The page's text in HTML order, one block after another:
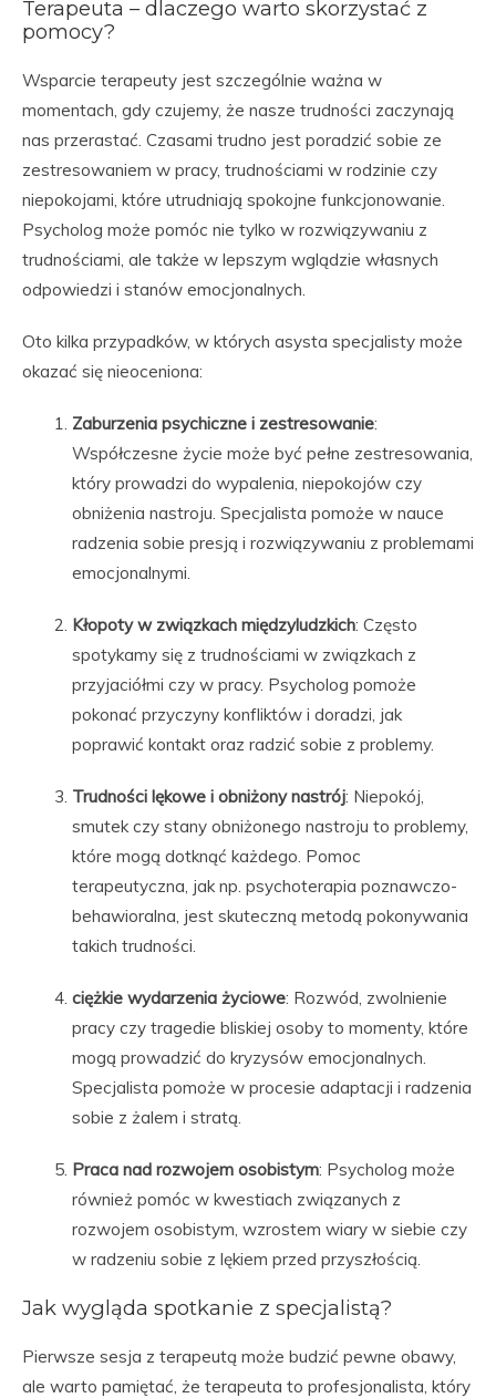
Terapeuta – dlaczego warto skorzystać z
pomocy?
Wsparcie terapeuty jest szczególnie ważna w
momentach, gdy czujemy, że nasze trudności zaczynają
nas przerastać. Czasami trudno jest poradzić sobie ze
zestresowaniem w pracy, trudnościami w rodzinie czy
niepokojami, które utrudniają spokojne funkcjonowanie.
Psycholog może pomóc nie tylko w rozwiązywaniu z
trudnościami, ale także w lepszym wglądzie własnych
odpowiedzi i stanów emocjonalnych.
Oto kilka przypadków, w których asysta specjalisty może
okazać się nieoceniona:
Zaburzenia psychiczne i zestresowanie:
Współczesne życie może być pełne zestresowania,
który prowadzi do wypalenia, niepokojów czy
obniżenia nastroju. Specjalista pomoże w nauce
radzenia sobie presją i rozwiązywaniu z problemami
emocjonalnymi.
Kłopoty w związkach międzyludzkich: Często
spotykamy się z trudnościami w związkach z
przyjaciółmi czy w pracy. Psycholog pomoże
pokonać przyczyny konfliktów i doradzi, jak
poprawić kontakt oraz radzić sobie z problemy.
Trudności lękowe i obniżony nastrój: Niepokój,
smutek czy stany obniżonego nastroju to problemy,
które mogą dotknąć każdego. Pomoc
terapeutyczna, jak np. psychoterapia poznawczo-
behawioralna, jest skuteczną metodą pokonywania
takich trudności.
ciężkie wydarzenia życiowe: Rozwód, zwolnienie
pracy czy tragedie bliskiej osoby to momenty, które
mogą prowadzić do kryzysów emocjonalnych.
Specjalista pomoże w procesie adaptacji i radzenia
sobie z żalem i stratą.
Praca nad rozwojem osobistym: Psycholog może
również pomóc w kwestiach związanych z
rozwojem osobistym, wzrostem wiary w siebie czy
w radzeniu sobie z lękiem przed przyszłością.
Jak wygląda spotkanie z specjalistą?
Pierwsze sesja z terapeutą może budzić pewne obawy,
ale warto pamiętać, że terapeuta to profesjonalista, który